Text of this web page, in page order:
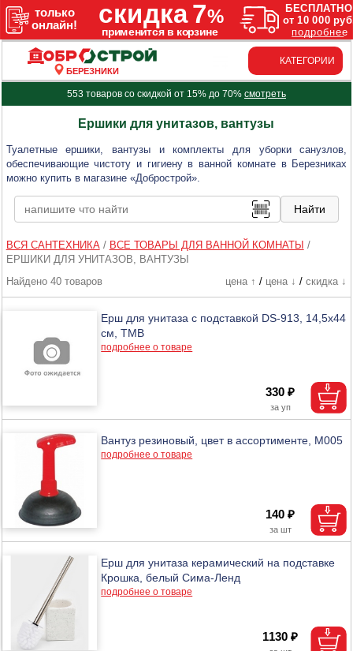
БЕРЕЗНИКИ
КАТЕГОРИИ
553 товаров со скидкой от 15% до 70% смотреть
Ершики для унитазов, вантузы
Туалетные ершики, вантузы и комплекты для уборки санузлов,
обеспечивающие чистоту и гигиену в ванной комнате в Березниках
можно купить в магазине «Добрострой».
ВСЯ САНТЕХНИКА/ ВСЕ ТОВАРЫ ДЛЯ ВАННОЙ КОМНАТЫ /
ЕРШИКИ ДЛЯ УНИТАЗОВ, ВАНТУЗЫ
Найдено 40 товаров
цена ↑ / цена ↓ / скидка ↓
Ерш для унитаза с подставкой DS-913, 14,5х44
см, ТМВ
подробнее о товаре
330 ₽
Вантуз резиновый, цвет в ассортименте, М005
подробнее о товаре
140 ₽
Ерш для унитаза керамический на подставке
Крошка, белый Сима-Ленд
подробнее о товаре
1130 ₽